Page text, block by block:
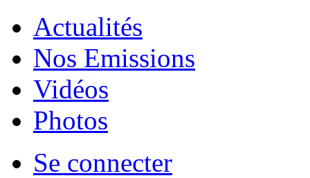
Actualités
Nos Emissions
Vidéos
Photos
Se connecter